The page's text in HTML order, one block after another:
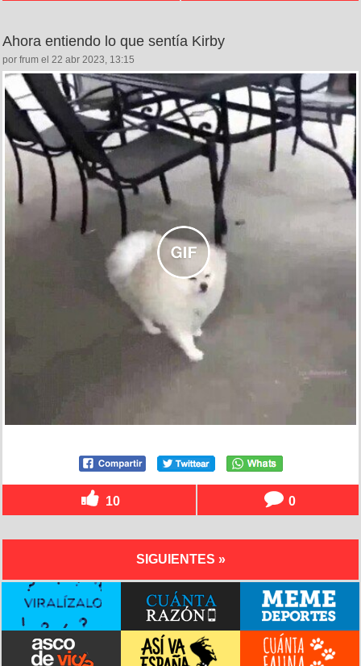
Ahora entiendo lo que sentía Kirby
por frum el 22 abr 2023, 13:15
10 0
SIGUIENTES »